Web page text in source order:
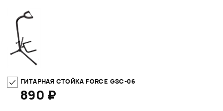
ГИТАРНАЯ СТОЙКА FORCE GSC-06
890 ₽